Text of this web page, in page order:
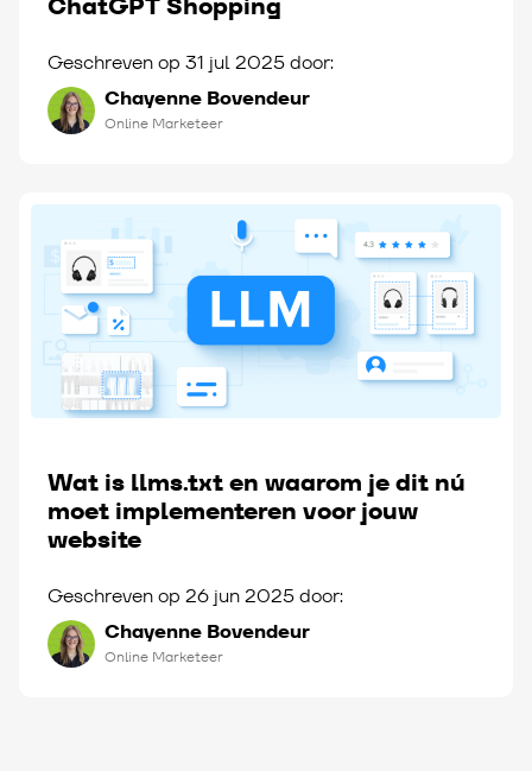
Geschreven op 31 jul 2025 door:
Chayenne Bovendeur
Online Marketeer
Wat is llms.txt en waarom je dit nú
moet implementeren voor jouw
website
Geschreven op 26 jun 2025 door:
Chayenne Bovendeur
Online Marketeer